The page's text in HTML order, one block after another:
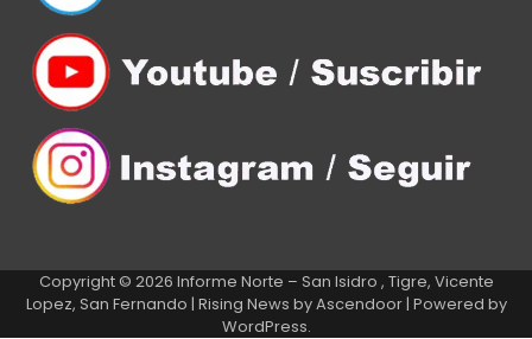
Copyright © 2026 Informe Norte – San Isidro , Tigre, Vicente
Lopez, San Fernando | Rising News byAscendoor| Powered by
WordPress.